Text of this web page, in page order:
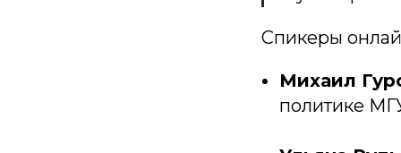
Спикеры
Михаил
политике